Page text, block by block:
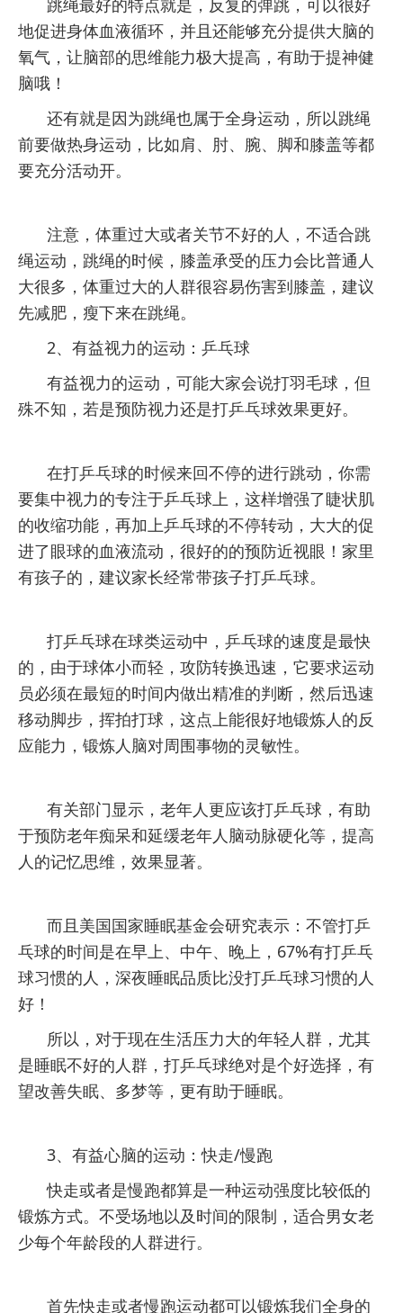
地促进身体血液循环，并且还能够充分提供大脑的
氧气，让脑部的思维能力极大提高，有助于提神健
脑哦！
还有就是因为跳绳也属于全身运动，所以跳绳
前要做热身运动，比如肩、肘、腕、脚和膝盖等都
要充分活动开。
注意，体重过大或者关节不好的人，不适合跳
绳运动，跳绳的时候，膝盖承受的压力会比普通人
大很多，体重过大的人群很容易伤害到膝盖，建议
先减肥，瘦下来在跳绳。
2、有益视力的运动：乒乓球
有益视力的运动，可能大家会说打羽毛球，但
殊不知，若是预防视力还是打乒乓球效果更好。
在打乒乓球的时候来回不停的进行跳动，你需
要集中视力的专注于乒乓球上，这样增强了睫状肌
的收缩功能，再加上乒乓球的不停转动，大大的促
进了眼球的血液流动，很好的的预防近视眼！家里
有孩子的，建议家长经常带孩子打乒乓球。
打乒乓球在球类运动中，乒乓球的速度是最快
的，由于球体小而轻，攻防转换迅速，它要求运动
员必须在最短的时间内做出精准的判断，然后迅速
移动脚步，挥拍打球，这点上能很好地锻炼人的反
应能力，锻炼人脑对周围事物的灵敏性。
有关部门显示， 老年人更应该打乒乓球，有助
于预防老年痴呆和延缓老年人脑动脉硬化等，提高
人的记忆思维，效果显著。
而且美国国家睡眠基金会研究表示：不管打乒
乓球的时间是在早上、中午、晚上，67%有打乒乓
球习惯的人，深夜睡眠品质比没打乒乓球习惯的人
好！
所以，对于现在生活压力大的年轻人群，尤其
是睡眠不好的人群，打乒乓球绝对是个好选择，有
望改善失眠、多梦等，更有助于睡眠。
3、有益心脑的运动：快走/慢跑
快走或者是慢跑都算是一种运动强度比较低的
锻炼方式。不受场地以及时间的限制，适合男女老
少每个年龄段的人群进行。
首先快走或者慢跑运动都可以锻炼我们全身的